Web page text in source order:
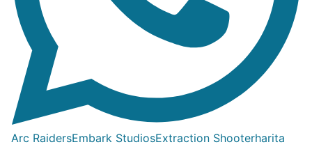
Arc RaidersEmbark StudiosExtraction Shooterharita